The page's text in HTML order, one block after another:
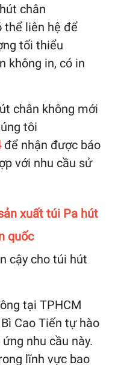
chân
thể liên hệ để
tối thiểu
không in, có in
chân không mới
tôi
để nhận được báo
với nhu cầu sử
xuất túi Pa hút
quốc
cậy cho túi hút
tại TPHCM
Cao Tiến tự hào
nhu cầu này.
lĩnh vực bao